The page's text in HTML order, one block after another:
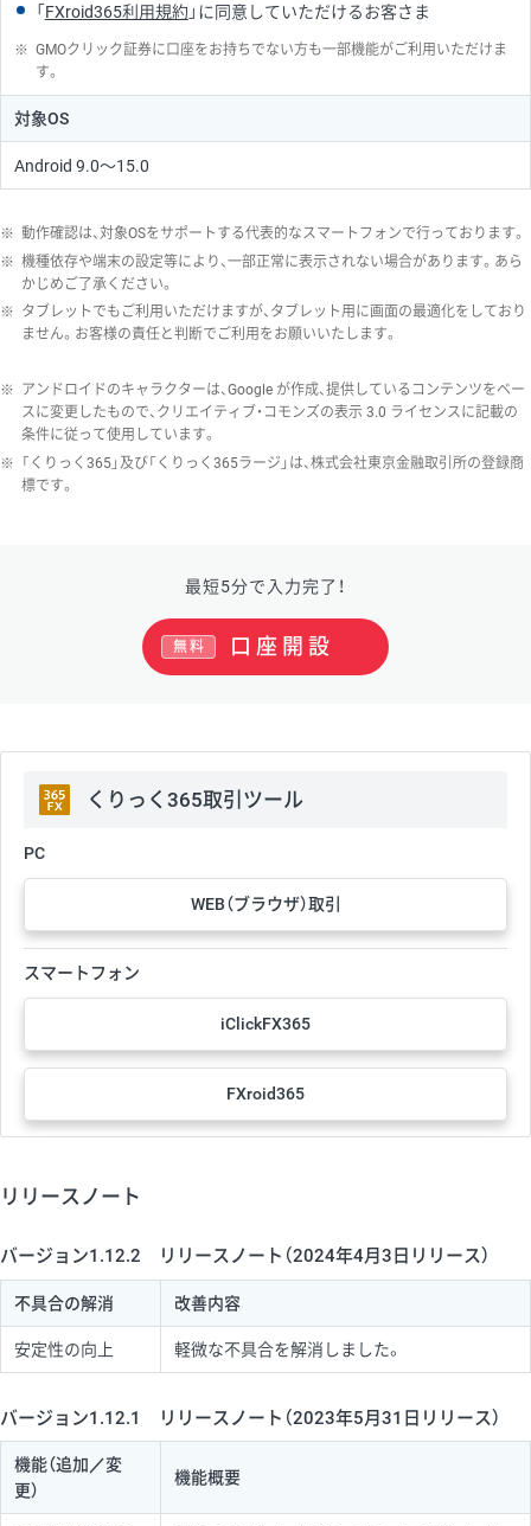
「 FXroid365利用規約 」に同意していただけるお客さま
※ GMOクリック証券に口座をお持ちでない方も一部機能がご利用いただけま
す。
対象OS
Android 9.0〜15.0
※ 動作確認は、対象OSをサポートする代表的なスマートフォンで行っております。
※ 機種依存や端末の設定等により、一部正常に表示されない場合があります。あら
かじめご了承ください。
※ タブレットでもご利用いただけますが、タブレット用に画面の最適化をしており
ません。お客様の責任と判断でご利用をお願いいたします。
※ アンドロイドのキャラクターは、Google が作成、提供しているコンテンツをベー
スに変更したもので、クリエイティブ・コモンズの表示 3.0 ライセンスに記載の
条件に従って使用しています。
※
「くりっく365」及び「くりっく365ラージ」は、株式会社東京金融取引所の登録商
標です。
最短5分で入力完了！
口座開設
無料
くりっく365取引ツール
PC
WEB（ブラウザ）取引
スマートフォン
iClickFX365
FXroid365
リリースノート
バージョン1.12.2 リリースノート（2024年4月3日リリース）
不具合の解消 改善内容
安定性の向上 軽微な不具合を解消しました。
バージョン1.12.1 リリースノート（2023年5月31日リリース）
機能（追加／変
更）
機能概要